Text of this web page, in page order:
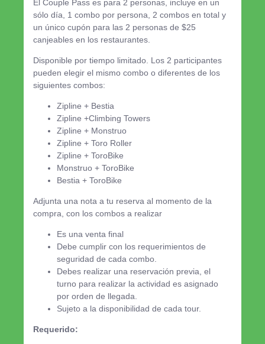
El Couple Pass es para 2 personas, incluye en un
sólo día, 1 combo por persona, 2 combos en total y
un único cupón para las 2 personas de $25
canjeables en los restaurantes.
Disponible por tiempo limitado. Los 2 participantes
pueden elegir el mismo combo o diferentes de los
siguientes combos:
Zipline + Bestia
Zipline +Climbing Towers
Zipline + Monstruo
Zipline + Toro Roller
Zipline + ToroBike
Monstruo + ToroBike
Bestia + ToroBike
Adjunta una nota a tu reserva al momento de la
compra, con los combos a realizar
Es una venta final
Debe cumplir con los requerimientos de
seguridad de cada combo.
Debes realizar una reservación previa, el
turno para realizar la actividad es asignado
por orden de llegada.
Sujeto a la disponibilidad de cada tour.
Requerido: